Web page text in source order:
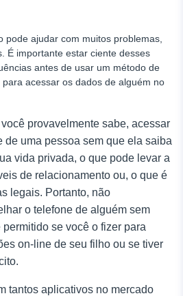
pode ajudar com muitos problemas,
É importante estar ciente desses
antes de usar um método de
acessar os dados de alguém no
provavelmente sabe, acessar
de uma pessoa sem que ela saiba
vida privada, o que pode levar a
de relacionamento ou, o que é
legais. Portanto, não
o telefone de alguém sem
se você o fizer para
on-line de seu filho ou se tiver
tantos aplicativos no mercado